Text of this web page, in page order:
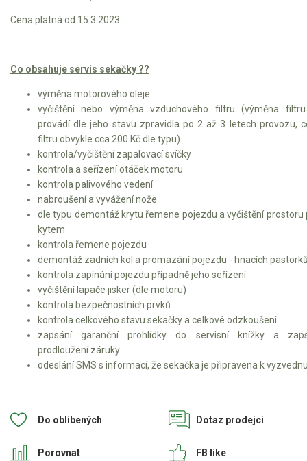
Cena platná od 15.3.2023
Co obsahuje servis sekačky ??
výměna motorového oleje
vyčištění nebo výměna vzduchového filtru (výměna
provádí dle jeho stavu zpravidla po 2 až 3 letech provozu,
filtru obvykle cca 200 Kč dle typu)
kontrola/vyčištění zapalovací svíčky
kontrola a seřízení otáček motoru
kontrola palivového vedení
nabroušení a vyvážení nože
dle typu demontáž krytu řemene pojezdu a vyčištění prostoru
kytem
kontrola řemene pojezdu
demontáž zadních kol a promazání pojezdu - hnacích
kontrola zapínání pojezdu případně jeho seřízení
vyčištění lapače jisker (dle motoru)
kontrola bezpečnostních prvků
kontrola celkového stavu sekačky a celkové odzkoušení
zapsání garanční prohlídky do servisní knížky a
prodloužení záruky
odeslání SMS s informací, že sekačka je připravena k
Do oblíbených
Porovnat
Dotaz prodejci
FB like